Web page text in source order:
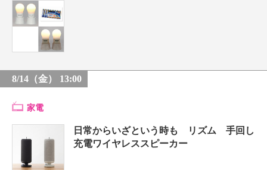
8/14（金） 13:00
家電
日常からいざという時も リズム 手回し
充電ワイヤレススピーカー